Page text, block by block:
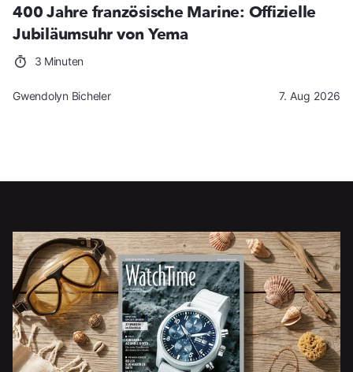
400 Jahre französische Marine: Offizielle
Jubiläumsuhr von Yema
3 Minuten
Gwendolyn Bicheler 7. Aug 2026